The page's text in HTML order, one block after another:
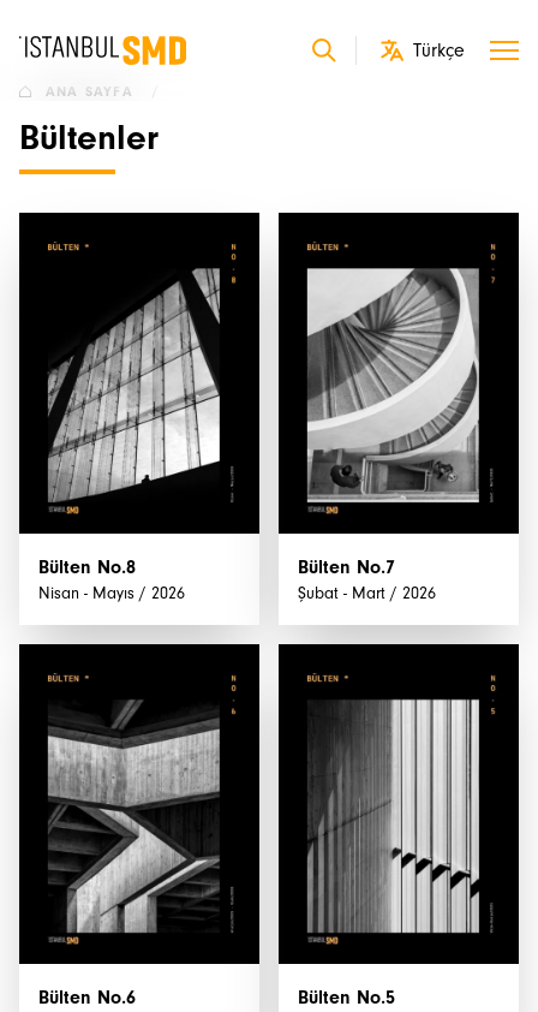
ANA SAYFA
Bültenler
Bülten No.8
Nisan - Mayıs / 2026
Bülten No.7
Şubat - Mart / 2026
Bülten No.6 Bülten No.5